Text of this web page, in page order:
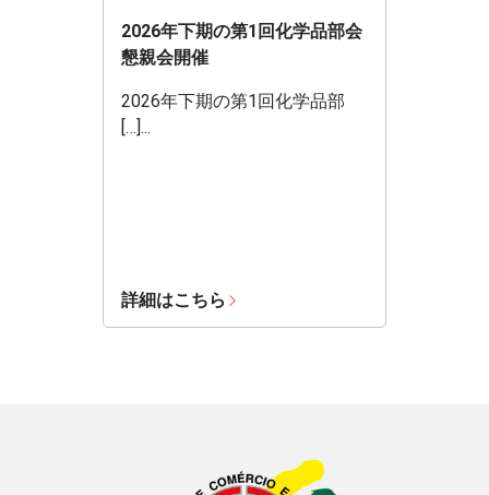
2026年下期の第1回化学品部会
懇親会開催
2026年下期の第1回化学品部
[…]...
詳細はこちら